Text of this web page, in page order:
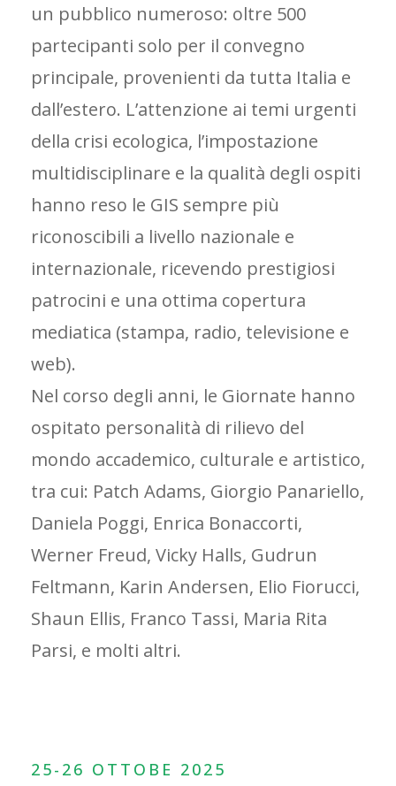
un pubblico numeroso: oltre 500
partecipanti solo per il convegno
principale, provenienti da tutta Italia e
dall’estero. L’attenzione ai temi urgenti
della crisi ecologica, l’impostazione
multidisciplinare e la qualità degli ospiti
hanno reso le GIS sempre più
riconoscibili a livello nazionale e
internazionale, ricevendo prestigiosi
patrocini e una ottima copertura
mediatica (stampa, radio, televisione e
web).
Nel corso degli anni, le Giornate hanno
ospitato personalità di rilievo del
mondo accademico, culturale e artistico,
tra cui: Patch Adams, Giorgio Panariello,
Daniela Poggi, Enrica Bonaccorti,
Werner Freud, Vicky Halls, Gudrun
Feltmann, Karin Andersen, Elio Fiorucci,
Shaun Ellis, Franco Tassi, Maria Rita
Parsi, e molti altri.
25-26 OTTOBE 2025